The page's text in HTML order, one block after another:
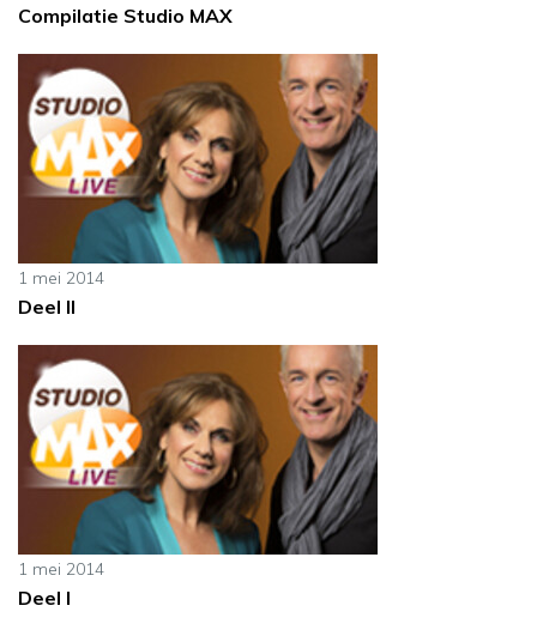
Compilatie Studio MAX
1 mei 2014
Deel II
1 mei 2014
Deel I